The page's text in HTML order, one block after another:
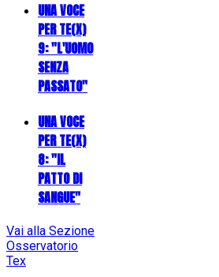
UNA VOCE
PER TE(X)
9: "L'UOMO
SENZA
PASSATO"
UNA VOCE
PER TE(X)
8: "IL
PATTO DI
SANGUE"
Vai alla Sezione
Osservatorio
Tex